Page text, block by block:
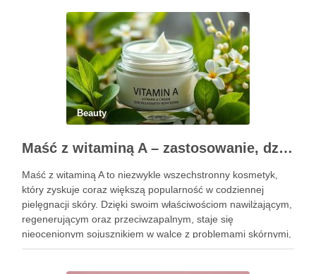
Beauty
Maść z witaminą A – zastosowanie, działanie i bezpieczeństwo stosowania
Maść z witaminą A to niezwykle wszechstronny kosmetyk,
który zyskuje coraz większą popularność w codziennej
pielęgnacji skóry. Dzięki swoim właściwościom nawilżającym,
regenerującym oraz przeciwzapalnym, staje się
nieocenionym sojusznikiem w walce z problemami skórnymi,
takimi jak zmarszczki, trądzik czy podrażnienia. Jej działanie